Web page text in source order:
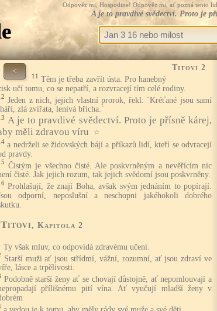
Odpověz mi, Hospodine! Odpověz mi, ať pozná tento
A je to pravdivé svědectví. Proto je
< Titovi 2
11 Těm je třeba zavřít ústa. Pro hanebný
učí tomu, co se nepatří, a rozvracejí tím celé rodiny.
Jeden z nich, jejich vlastní prorok, řekl: `Kréťané jsou samí
zlá zvířata, lenivá břicha.´
A je to pravdivé svědectví. Proto je přísně kárej,
měli zdravou víru
☆
a nedrželi se židovských bájí a příkazů lidí, kteří se odvracejí
pravdy.
Čistým je všechno čisté. Ale poskvrněným a nevěřícím nic
čisté. Jak jejich rozum, tak jejich svědomí jsou poskvrněny.
Prohlašují, že znají Boha, avšak svým jednáním to popírají.
odporní, neposlušní a neschopni jakéhokoli dobrého
Titovi, Kapitola 2
Ty však mluv, co odpovídá zdravému učení.
Starší muži ať jsou střídmí, vážní, rozumní, ať jsou zdraví ve
lásce a trpělivosti.
Podobně starší ženy ať se chovají důstojně, ať nepomlouvají a
přílišnému pití vína. Ať vyučují mladší ženy v